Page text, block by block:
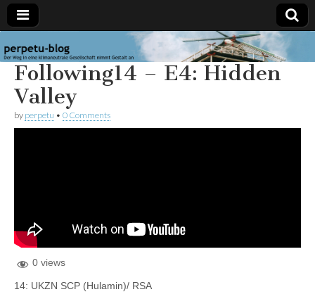
perpetu-
blog
Der Weg in
eine
klimaneutrale
Gesellschaft
nimmt
Gestalt an
Following14 – E4: Hidden
Valley
by perpetu • 0 Comments
0 views
14: UKZN SCP (Hulamin)/ RSA